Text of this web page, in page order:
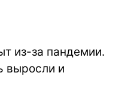
из-за пандемии.
выросли и